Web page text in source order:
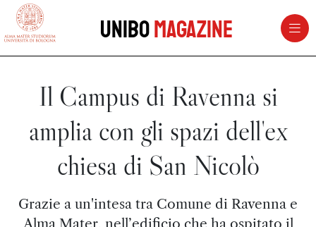
vai al contenuto della pagina
UniboMagazine
Il Campus di Ravenna si
amplia con gli spazi dell'ex
chiesa di San Nicolò
Grazie a un'intesa tra Comune di Ravenna e
Alma Mater, nell’edificio che ha ospitato il